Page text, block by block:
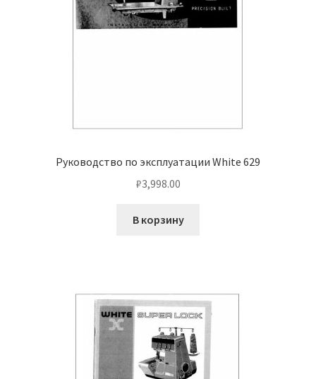
Руководство по эксплуатации White 629
₽3,998.00
В корзину